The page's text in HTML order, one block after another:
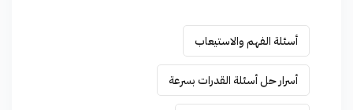
أسئلة الفهم والاستيعاب
أسرار حل أسئلة القدرات بسرعة